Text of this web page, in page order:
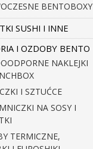
BENTOBOXY
SUSHI I INNE
I OZDOBY BENTO
NAKLEJKI
I SZTUĆCE
NA SOSY I
TERMICZNE,